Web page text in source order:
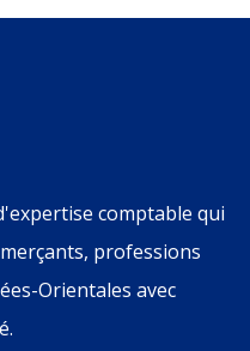
comptable qui
professions
Orientales avec